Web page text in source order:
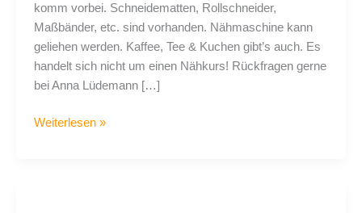
komm vorbei. Schneidematten, Rollschneider,
Maßbänder, etc. sind vorhanden. Nähmaschine kann
geliehen werden. Kaffee, Tee & Kuchen gibt’s auch. Es
handelt sich nicht um einen Nähkurs! Rückfragen gerne
bei Anna Lüdemann […]
Weiterlesen »